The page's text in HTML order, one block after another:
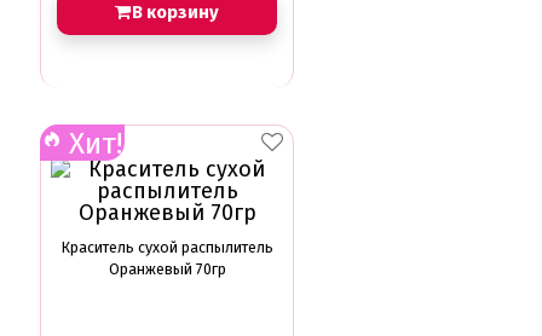
В корзину
Хит!
Краситель сухой распылитель
Оранжевый 70гр